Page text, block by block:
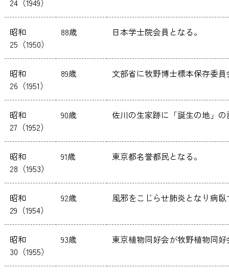
24（1949）
昭和
25（1950）
88歳 日本学士院会員となる。
昭和
26（1951）
89歳 文部省に牧野博士標本保存委
昭和
27（1952）
90歳 佐川の生家跡に「誕生の地」
昭和
28（1953）
91歳 東京都名誉都民となる。
昭和
29（1954）
92歳 風邪をこじらせ肺炎となり病
昭和
30（1955）
93歳 東京植物同好会が牧野植物同